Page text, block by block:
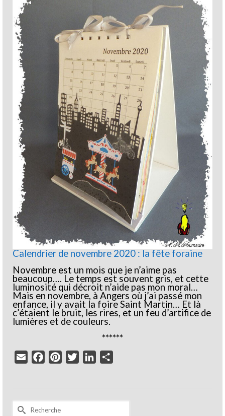
Calendrier de novembre 2020 : la fête foraine
Novembre est un mois que je n’aime pas
beaucoup…. Le temps est souvent gris, et cette
luminosité qui décroit n’aide pas mon moral…
Mais en novembre, à Angers où j’ai passé mon
enfance, il y avait la foire Saint Martin… Et là
c’étaient le bruit, les rires, et un feu d’artifice de
lumières et de couleurs.
******
Email FacebookPinterestTwitterLinkedIn
Rechercher :